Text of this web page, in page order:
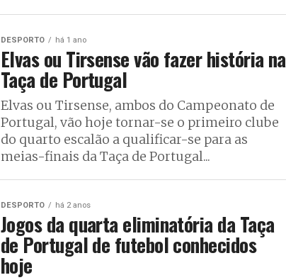
DESPORTO há 1 ano
Elvas ou Tirsense vão fazer história na
Taça de Portugal
Elvas ou Tirsense, ambos do Campeonato de
Portugal, vão hoje tornar-se o primeiro clube
do quarto escalão a qualificar-se para as
meias-finais da Taça de Portugal...
DESPORTO há 2 anos
Jogos da quarta eliminatória da Taça
de Portugal de futebol conhecidos
hoje